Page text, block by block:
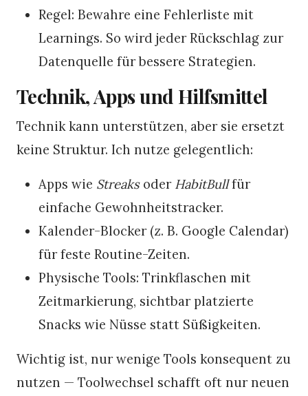
Regel: Bewahre eine Fehlerliste mit
Learnings. So wird jeder Rückschlag zur
Datenquelle für bessere Strategien.
Technik, Apps und Hilfsmittel
Technik kann unterstützen, aber sie ersetzt
keine Struktur. Ich nutze gelegentlich:
Apps wie Streaksoder HabitBullfür
einfache Gewohnheitstracker.
Kalender-Blocker (z. B. Google Calendar)
für feste Routine-Zeiten.
Physische Tools: Trinkflaschen mit
Zeitmarkierung, sichtbar platzierte
Snacks wie Nüsse statt Süßigkeiten.
Wichtig ist, nur wenige Tools konsequent zu
nutzen — Toolwechsel schafft oft nur neuen